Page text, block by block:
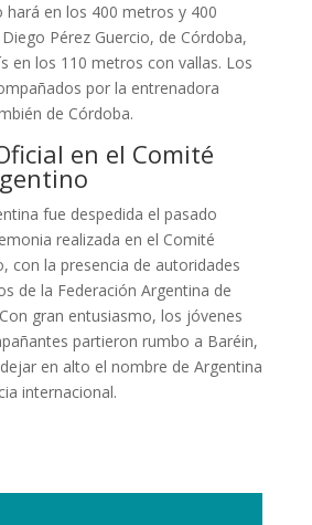
hará en los 400 metros y 400
Pérez Guercio, de Córdoba,
en los 110 metros con vallas. Los
por la entrenadora
de Córdoba.
en el Comité
fue despedida el pasado
realizada en el Comité
con la presencia de autoridades
de la Federación Argentina de
gran entusiasmo, los jóvenes
partieron rumbo a Baréin,
en alto el nombre de Argentina
internacional.